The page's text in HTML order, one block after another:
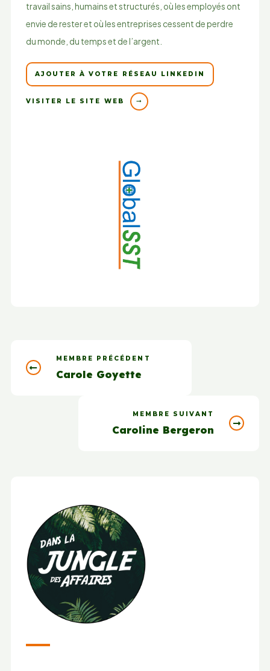
travail sains, humains et structurés, où les employés ont
envie de rester et où les entreprises cessent de perdre
du monde, du temps et de l’argent.
AJOUTER À VOTRE RÉSEAU LINKEDIN
VISITER LE SITE WEB
MEMBRE PRÉCÉDENT
Carole Goyette
MEMBRE SUIVANT
Caroline Bergeron